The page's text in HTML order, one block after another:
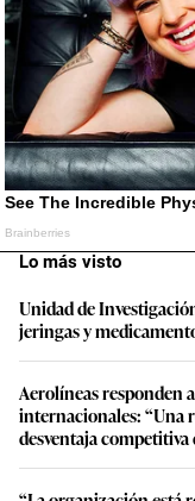
Lo más visto
Unidad de
jeringas y
Aerolíneas responden
internacionales: “Una
desventaja competitiva